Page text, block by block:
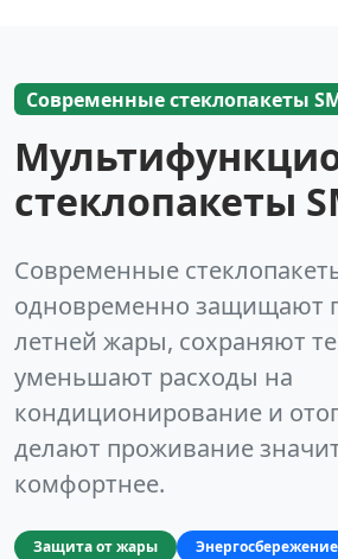
Современные стеклопакеты
стеклопакеты
Современные
одновременно защищают
летней жары, сохраняют
уменьшают расходы на
кондиционирование и
делают проживание
комфортнее.
Защита от жары Энергосбережение